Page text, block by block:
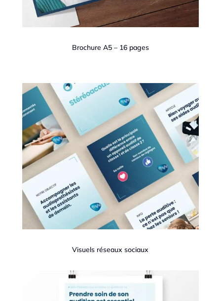
Brochure A5 – 16 pages
Visuels réseaux sociaux